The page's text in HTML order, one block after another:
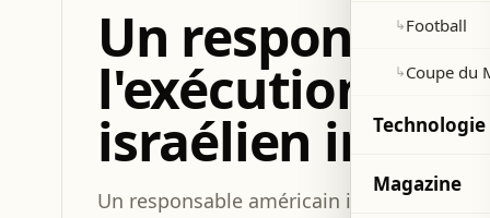
Un
l'exécution de
israélien
Un responsable américain indique que la
↳Football
↳Coupe du
Technologie
Magazine